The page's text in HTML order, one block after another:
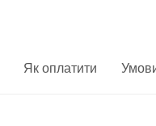
Як оплатити